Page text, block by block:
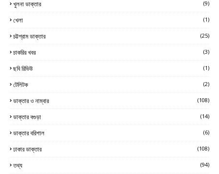
খুলনা ডাক্তার (9)
খেলা (1)
চট্টগ্রাম ডাক্তার (25)
চাকরির খবর (3)
ছবি রিভিউ (1)
টেলিটক (2)
ডাক্তার ও নাম্বার (108)
ডাক্তার বগুড়া (14)
ডাক্তার বরিশাল (6)
ঢাকার ডাক্তার (108)
তথ্য (94)